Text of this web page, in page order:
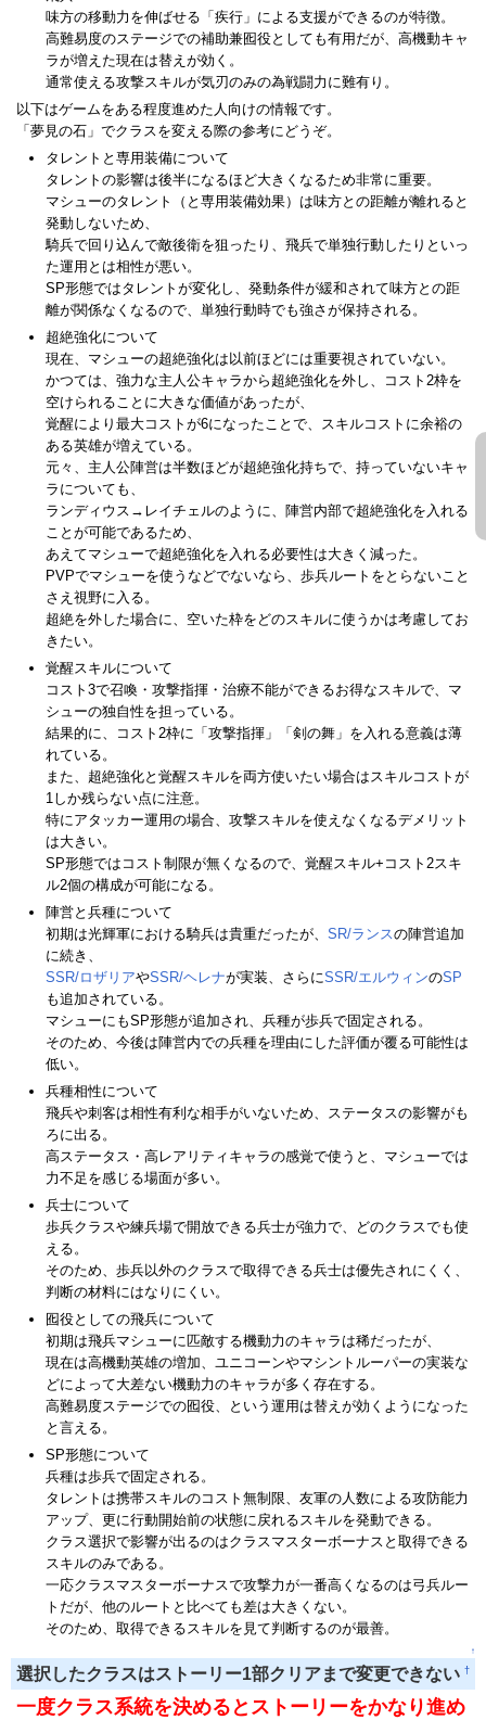
味方の移動力を伸ばせる「疾行」による支援ができるのが特徴。
高難易度のステージでの補助兼囮役としても有用だが、高機動キャ
ラが増えた現在は替えが効く。
通常使える攻撃スキルが気刃のみの為戦闘力に難有り。
以下はゲームをある程度進めた人向けの情報です。
「夢見の石」でクラスを変える際の参考にどうぞ。
タレントと専用装備について
タレントの影響は後半になるほど大きくなるため非常に重要。
マシューのタレント（と専用装備効果）は味方との距離が離れると
発動しないため、
騎兵で回り込んで敵後衛を狙ったり、飛兵で単独行動したりといっ
た運用とは相性が悪い。
SP形態ではタレントが変化し、発動条件が緩和されて味方との距
離が関係なくなるので、単独行動時でも強さが保持される。
超絶強化について
現在、マシューの超絶強化は以前ほどには重要視されていない。
かつては、強力な主人公キャラから超絶強化を外し、コスト2枠を
空けられることに大きな価値があったが、
覚醒により最大コストが6になったことで、スキルコストに余裕の
ある英雄が増えている。
元々、主人公陣営は半数ほどが超絶強化持ちで、持っていないキャ
ラについても、
ランディウス→レイチェルのように、陣営内部で超絶強化を入れる
ことが可能であるため、
あえてマシューで超絶強化を入れる必要性は大きく減った。
PVPでマシューを使うなどでないなら、歩兵ルートをとらないこと
さえ視野に入る。
超絶を外した場合に、空いた枠をどのスキルに使うかは考慮してお
きたい。
覚醒スキルについて
コスト3で召喚・攻撃指揮・治療不能ができるお得なスキルで、マ
シューの独自性を担っている。
結果的に、コスト2枠に「攻撃指揮」「剣の舞」を入れる意義は薄
れている。
また、超絶強化と覚醒スキルを両方使いたい場合はスキルコストが
1しか残らない点に注意。
特にアタッカー運用の場合、攻撃スキルを使えなくなるデメリット
は大きい。
SP形態ではコスト制限が無くなるので、覚醒スキル+コスト2スキ
ル2個の構成が可能になる。
陣営と兵種について
初期は光輝軍における騎兵は貴重だったが、 SR/ランスの陣営追加
に続き、
SSR/ロザリアやSSR/ヘレナが実装、さらにSSR/エルウィンのSP
も追加されている。
マシューにもSP形態が追加され、兵種が歩兵で固定される。
そのため、今後は陣営内での兵種を理由にした評価が覆る可能性は
低い。
兵種相性について
飛兵や刺客は相性有利な相手がいないため、ステータスの影響がも
ろに出る。
高ステータス・高レアリティキャラの感覚で使うと、マシューでは
力不足を感じる場面が多い。
兵士について
歩兵クラスや練兵場で開放できる兵士が強力で、どのクラスでも使
える。
そのため、歩兵以外のクラスで取得できる兵士は優先されにくく、
判断の材料にはなりにくい。
囮役としての飛兵について
初期は飛兵マシューに匹敵する機動力のキャラは稀だったが、
現在は高機動英雄の増加、ユニコーンやマシントルーパーの実装な
どによって大差ない機動力のキャラが多く存在する。
高難易度ステージでの囮役、という運用は替えが効くようになった
と言える。
SP形態について
兵種は歩兵で固定される。
タレントは携帯スキルのコスト無制限、友軍の人数による攻防能力
アップ、更に行動開始前の状態に戻れるスキルを発動できる。
クラス選択で影響が出るのはクラスマスターボーナスと取得できる
スキルのみである。
一応クラスマスターボーナスで攻撃力が一番高くなるのは弓兵ルー
トだが、他のルートと比べても差は大きくない。
そのため、取得できるスキルを見て判断するのが最善。
↑
選択したクラスはストーリー1部クリアまで変更できない †
一度クラス系統を決めるとストーリーをかなり進め